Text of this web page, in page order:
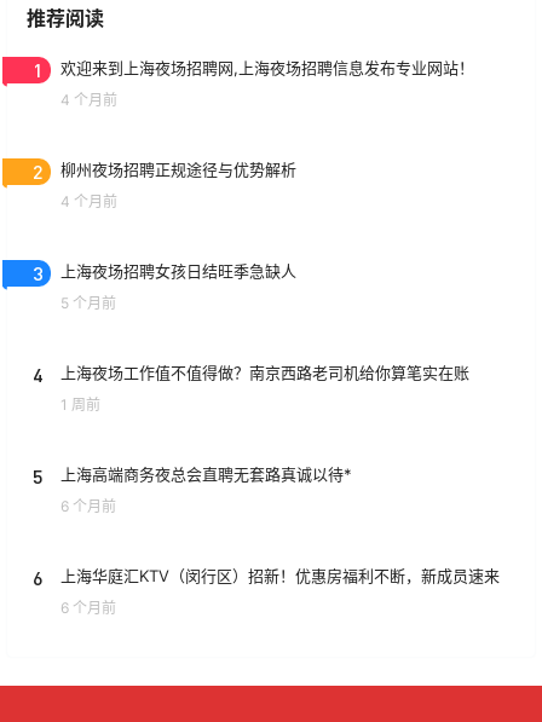
推荐阅读
1 欢迎来到上海夜场招聘网,上海夜场招聘信息发布专业网站！
4 个月前
2 柳州夜场招聘正规途径与优势解析
4 个月前
3 上海夜场招聘女孩日结旺季急缺人
5 个月前
4 上海夜场工作值不值得做？南京西路老司机给你算笔实在账
1 周前
5 上海高端商务夜总会直聘无套路真诚以待*
6 个月前
6 上海华庭汇KTV（闵行区）招新！优惠房福利不断，新成员速来
6 个月前